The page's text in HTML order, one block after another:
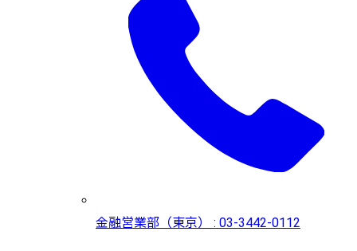
金融営業部（東京） : 03-3442-0112